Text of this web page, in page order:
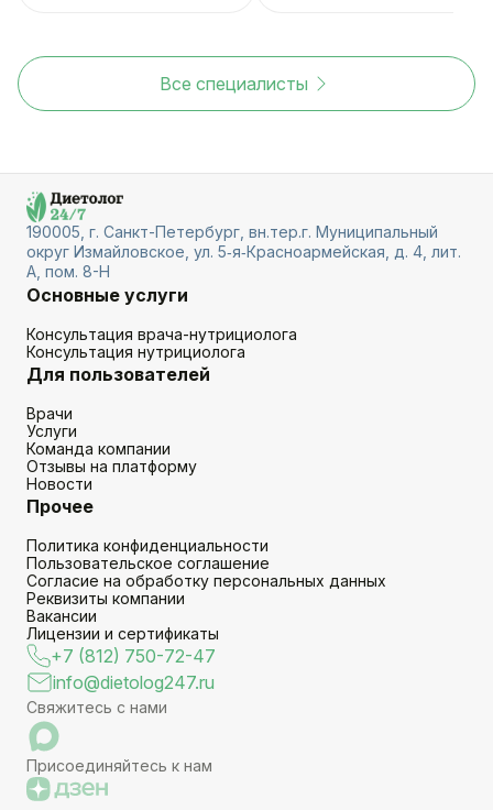
Все специалисты
190005, г. Санкт-Петербург, вн.тер.г. Муниципальный
округ Измайловское, ул. 5‑я‑Красноармейская, д. 4, лит.
А, пом. 8-Н
Основные услуги
Консультация врача-нутрициолога
Консультация нутрициолога
Для пользователей
Врачи
Услуги
Команда компании
Отзывы на платформу
Новости
Прочее
Политика конфиденциальности
Пользовательское соглашение
Согласие на обработку персональных данных
Реквизиты компании
Вакансии
Лицензии и сертификаты
+7 (812) 750-72-47
info@dietolog247.ru
Свяжитесь с нами
Присоединяйтесь к нам